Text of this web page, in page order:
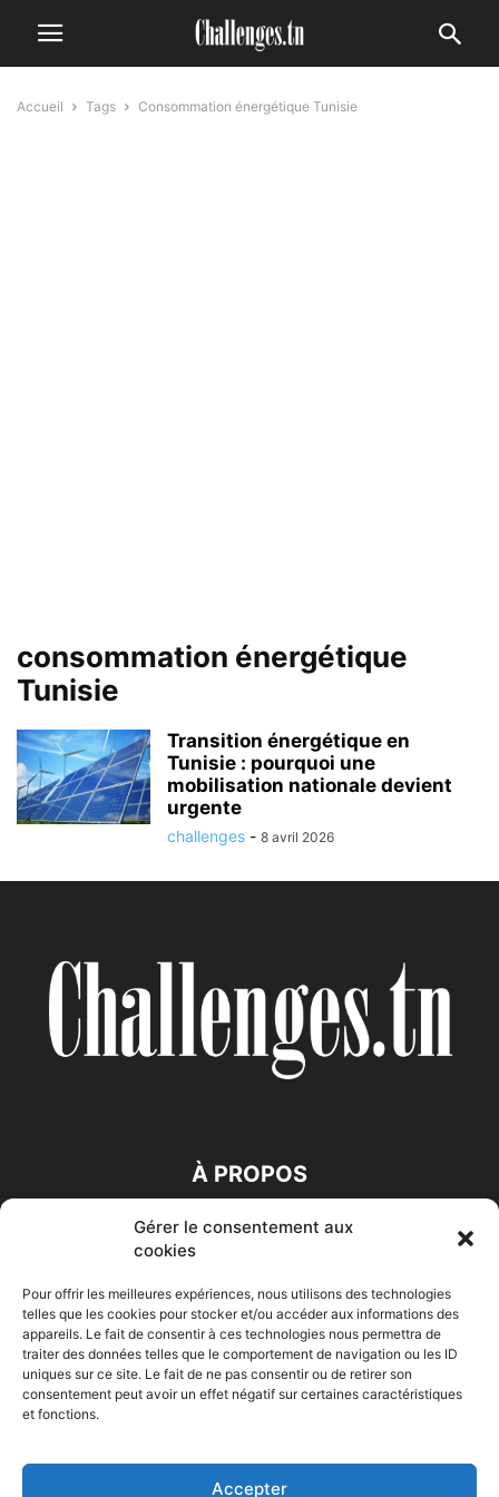
Gérer le consentement aux
cookies
Pour offrir les meilleures expériences, nous utilisons des technologies
telles que les cookies pour stocker et/ou accéder aux informations des
appareils. Le fait de consentir à ces technologies nous permettra de
traiter des données telles que le comportement de navigation ou les ID
uniques sur ce site. Le fait de ne pas consentir ou de retirer son
consentement peut avoir un effet négatif sur certaines caractéristiques
et fonctions.
Accepter
Accueil Tags Consommation énergétique Tunisie
consommation énergétique
Tunisie
Transition énergétique en
Tunisie : pourquoi une
mobilisation nationale devient
urgente
challenges - 8 avril 2026
À PROPOS
SUIVEZ NOUS
Accueil Economie Entreprises Entrepreneur Afrique
HIGH-TECH Auto-Moto